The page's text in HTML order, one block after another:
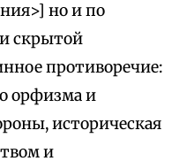
но и по
скрытой
противоречие:
орфизма и
историческая
и